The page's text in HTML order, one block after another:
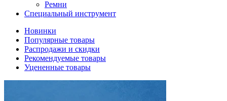
Ремни
Специальный инструмент
Новинки
Популярные товары
Распродажи и скидки
Рекомендуемые товары
Уцененные товары